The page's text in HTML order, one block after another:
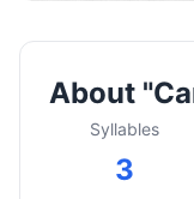
About
Syllables
3